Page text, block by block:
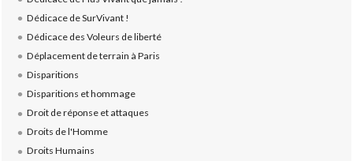
Dédicace de SurVivant !
Dédicace des Voleurs de liberté
Déplacement de terrain à Paris
Disparitions
Disparitions et hommage
Droit de réponse et attaques
Droits de l'Homme
Droits Humains